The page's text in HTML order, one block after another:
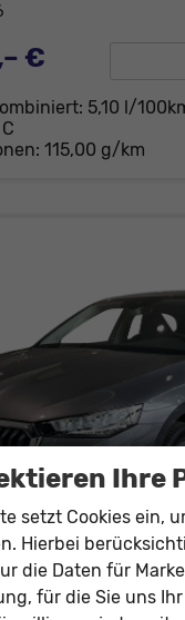
€
5,10 l/
C
115,00 g/km
Ihre
setzt Cookies ein,
Hierbei
die Daten für
für die Sie uns